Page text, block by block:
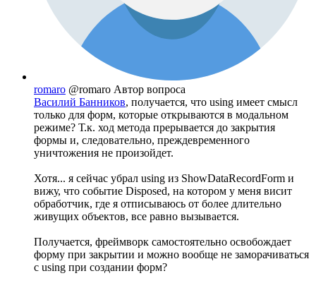
romaro @romaro Автор вопроса
Василий Банников, получается, что using имеет смысл
только для форм, которые открываются в модальном
режиме? Т.к. ход метода прерывается до закрытия
формы и, следовательно, преждевременного
уничтожения не произойдет.
Хотя... я сейчас убрал using из ShowDataRecordForm и
вижу, что событие Disposed, на котором у меня висит
обработчик, где я отписываюсь от более длительно
живущих объектов, все равно вызывается.
Получается, фреймворк самостоятельно освобождает
форму при закрытии и можно вообще не заморачиваться
с using при создании форм?